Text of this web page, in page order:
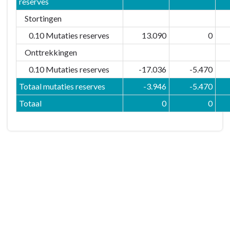
Stortingen
0.10 Mutaties reserves
13.090
0
Onttrekkingen
0.10 Mutaties reserves
-17.036
-5.470
Totaal mutaties reserves
-3.946
-5.470
Totaal
0 0